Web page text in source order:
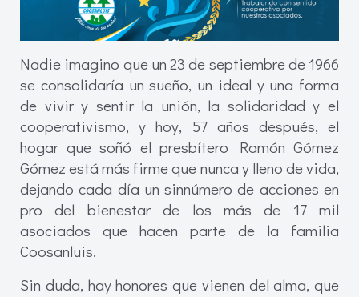
Nadie imagino que un 23 de septiembre de 1966
se consolidaría un sueño, un ideal y una forma
de vivir y sentir la unión, la solidaridad y el
cooperativismo, y hoy, 57 años después, el
hogar que soñó el presbítero Ramón Gómez
Gómez está más firme que nunca y lleno de vida,
dejando cada día un sinnúmero de acciones en
pro del bienestar de los más de 17 mil
asociados que hacen parte de la familia
Coosanluis.
Sin duda, hay honores que vienen del alma, que